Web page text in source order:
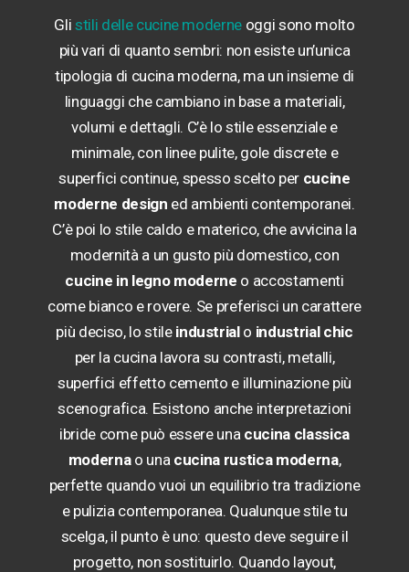
Gli stili delle cucine moderne oggi sono molto
più vari di quanto sembri: non esiste un’unica
tipologia di cucina moderna, ma un insieme di
linguaggi che cambiano in base a materiali,
volumi e dettagli. C’è lo stile essenziale e
minimale, con linee pulite, gole discrete e
superfici continue, spesso scelto per cucine
moderne design ed ambienti contemporanei.
C’è poi lo stile caldo e materico, che avvicina la
modernità a un gusto più domestico, con
cucine in legno moderne o accostamenti
come bianco e rovere. Se preferisci un carattere
più deciso, lo stile industrialo industrial chic
per la cucina lavora su contrasti, metalli,
superfici effetto cemento e illuminazione più
scenografica. Esistono anche interpretazioni
ibride come può essere una cucina classica
modernao una cucina rustica moderna,
perfette quando vuoi un equilibrio tra tradizione
e pulizia contemporanea. Qualunque stile tu
scelga, il punto è uno: questo deve seguire il
progetto, non sostituirlo. Quando layout,